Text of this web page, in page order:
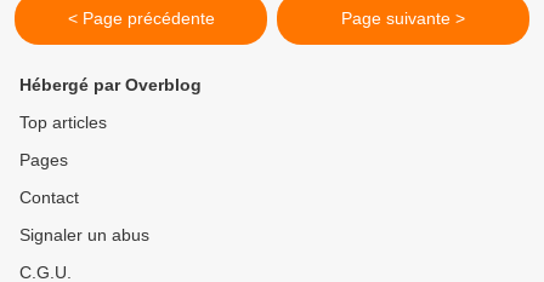
< Page précédente Page suivante >
Hébergé par Overblog
Top articles
Pages
Contact
Signaler un abus
C.G.U.